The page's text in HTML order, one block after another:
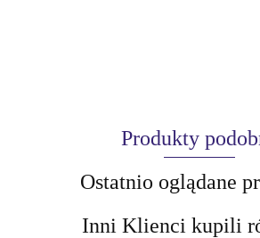
Produkty
Ostatnio oglądane
Inni Klienci kupili